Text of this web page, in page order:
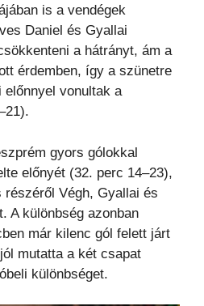
is a vendégek
Daniel és Gyallai
a hátrányt, ám a
érdemben, így a szünetre
előnnyel vonultak a
gyors gólokkal
előnyét (32. perc 14–23),
részéről Végh, Gyallai és
A különbség azonban
már kilenc gól felett járt
mutatta a két csapat
különbséget.